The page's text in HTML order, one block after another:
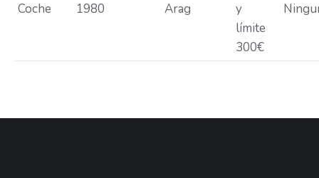
Coche 1980 Arag
y
límite
300€